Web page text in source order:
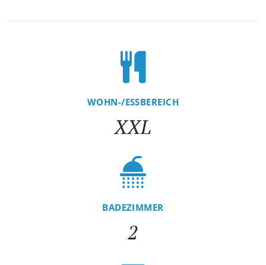
WOHN-/ESSBEREICH
XXL
BADEZIMMER
2